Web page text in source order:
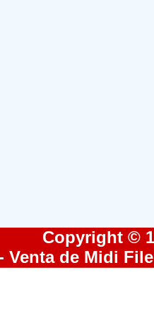
Copyright ©
Venta de Midi